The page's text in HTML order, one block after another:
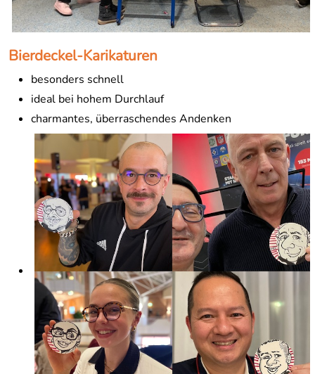
Bierdeckel-Karikaturen
besonders schnell
ideal bei hohem Durchlauf
charmantes, überraschendes Andenken